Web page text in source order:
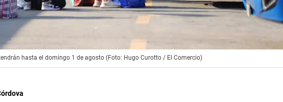
hasta el domingo 1 de agosto (Foto: Hugo Curotto / El Comercio)